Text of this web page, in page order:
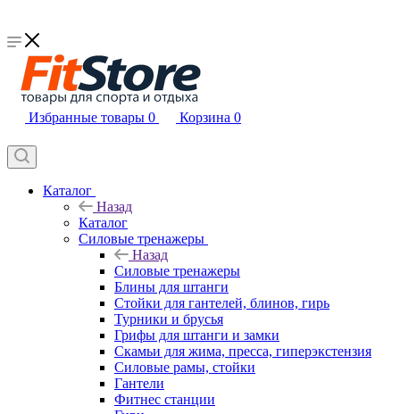
Избранные товары 0 Корзина 0
Каталог
Назад
Каталог
Силовые тренажеры
Назад
Силовые тренажеры
Блины для штанги
Стойки для гантелей, блинов, гирь
Турники и брусья
Грифы для штанги и замки
Скамьи для жима, пресса, гиперэкстензия
Силовые рамы, стойки
Гантели
Фитнес станции